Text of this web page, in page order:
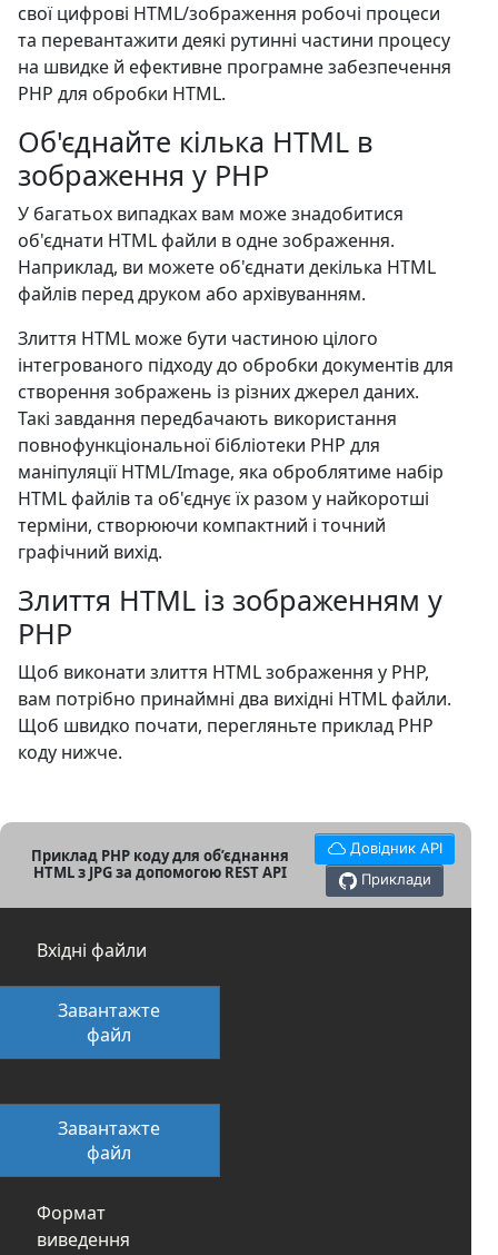
свої цифрові HTML/зображення робочі процеси
та перевантажити деякі рутинні частини процесу
на швидке й ефективне програмне забезпечення
PHP для обробки HTML.
Об'єднайте кілька HTML в
зображення у PHP
У багатьох випадках вам може знадобитися
об'єднати HTML файли в одне зображення.
Наприклад, ви можете об'єднати декілька HTML
файлів перед друком або архівуванням.
Злиття HTML може бути частиною цілого
інтегрованого підходу до обробки документів для
створення зображень із різних джерел даних.
Такі завдання передбачають використання
повнофункціональної бібліотеки PHP для
маніпуляції HTML/Image, яка оброблятиме набір
HTML файлів та об'єднує їх разом у найкоротші
терміни, створюючи компактний і точний
графічний вихід.
Злиття HTML із зображенням у
PHP
Щоб виконати злиття HTML зображення у PHP,
вам потрібно принаймні два вихідні HTML файли.
Щоб швидко почати, перегляньте приклад PHP
коду нижче.
Приклад PHP коду для об’єднання
HTML з JPG за допомогою REST API
Довідник API
Приклади
Вхідні файли
Завантажте
файл
Завантажте
файл
Формат
виведення